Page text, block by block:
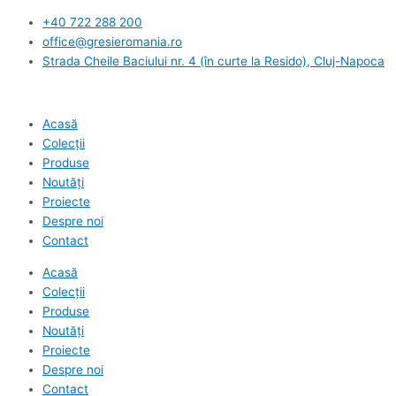
content
+40 722 288 200
office@gresieromania.ro
Strada Cheile Baciului nr. 4 (în curte la Resido), Cluj-Napoca
Acasă
Colecții
Produse
Noutăți
Proiecte
Despre noi
Contact
Acasă
Colecții
Produse
Noutăți
Proiecte
Despre noi
Contact